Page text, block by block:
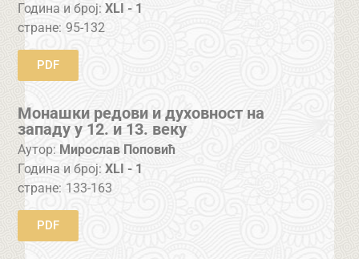
Година и број:XLI - 1
стране: 95-132
PDF
Mонашки редови и духовност на
западу у 12. и 13. веку
Аутор: Мирослав Поповић
Година и број:XLI - 1
стране: 133-163
PDF